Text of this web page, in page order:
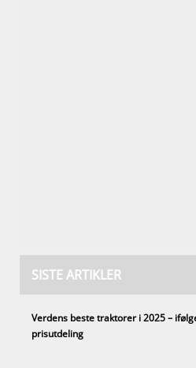
SISTE ARTIKLER
Verdens beste traktorer i 2025 –
prisutdeling